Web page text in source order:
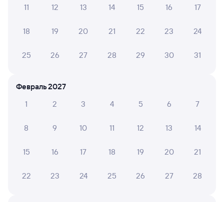
А ещё здесь можно найти
Обратные билеты из Сенной в Разъезд
Таёжный (135 км)
Купить билеты на поезд до Таёжного
11 12 13 14 15 16 17
18 19 20 21 22 23 24
25 26 27 28 29 30 31
Февраль 2027
1
2 3 4 5 6 7
8 9 10 11 12 13 14
15 16 17 18 19 20 21
22 23 24 25 26 27 28